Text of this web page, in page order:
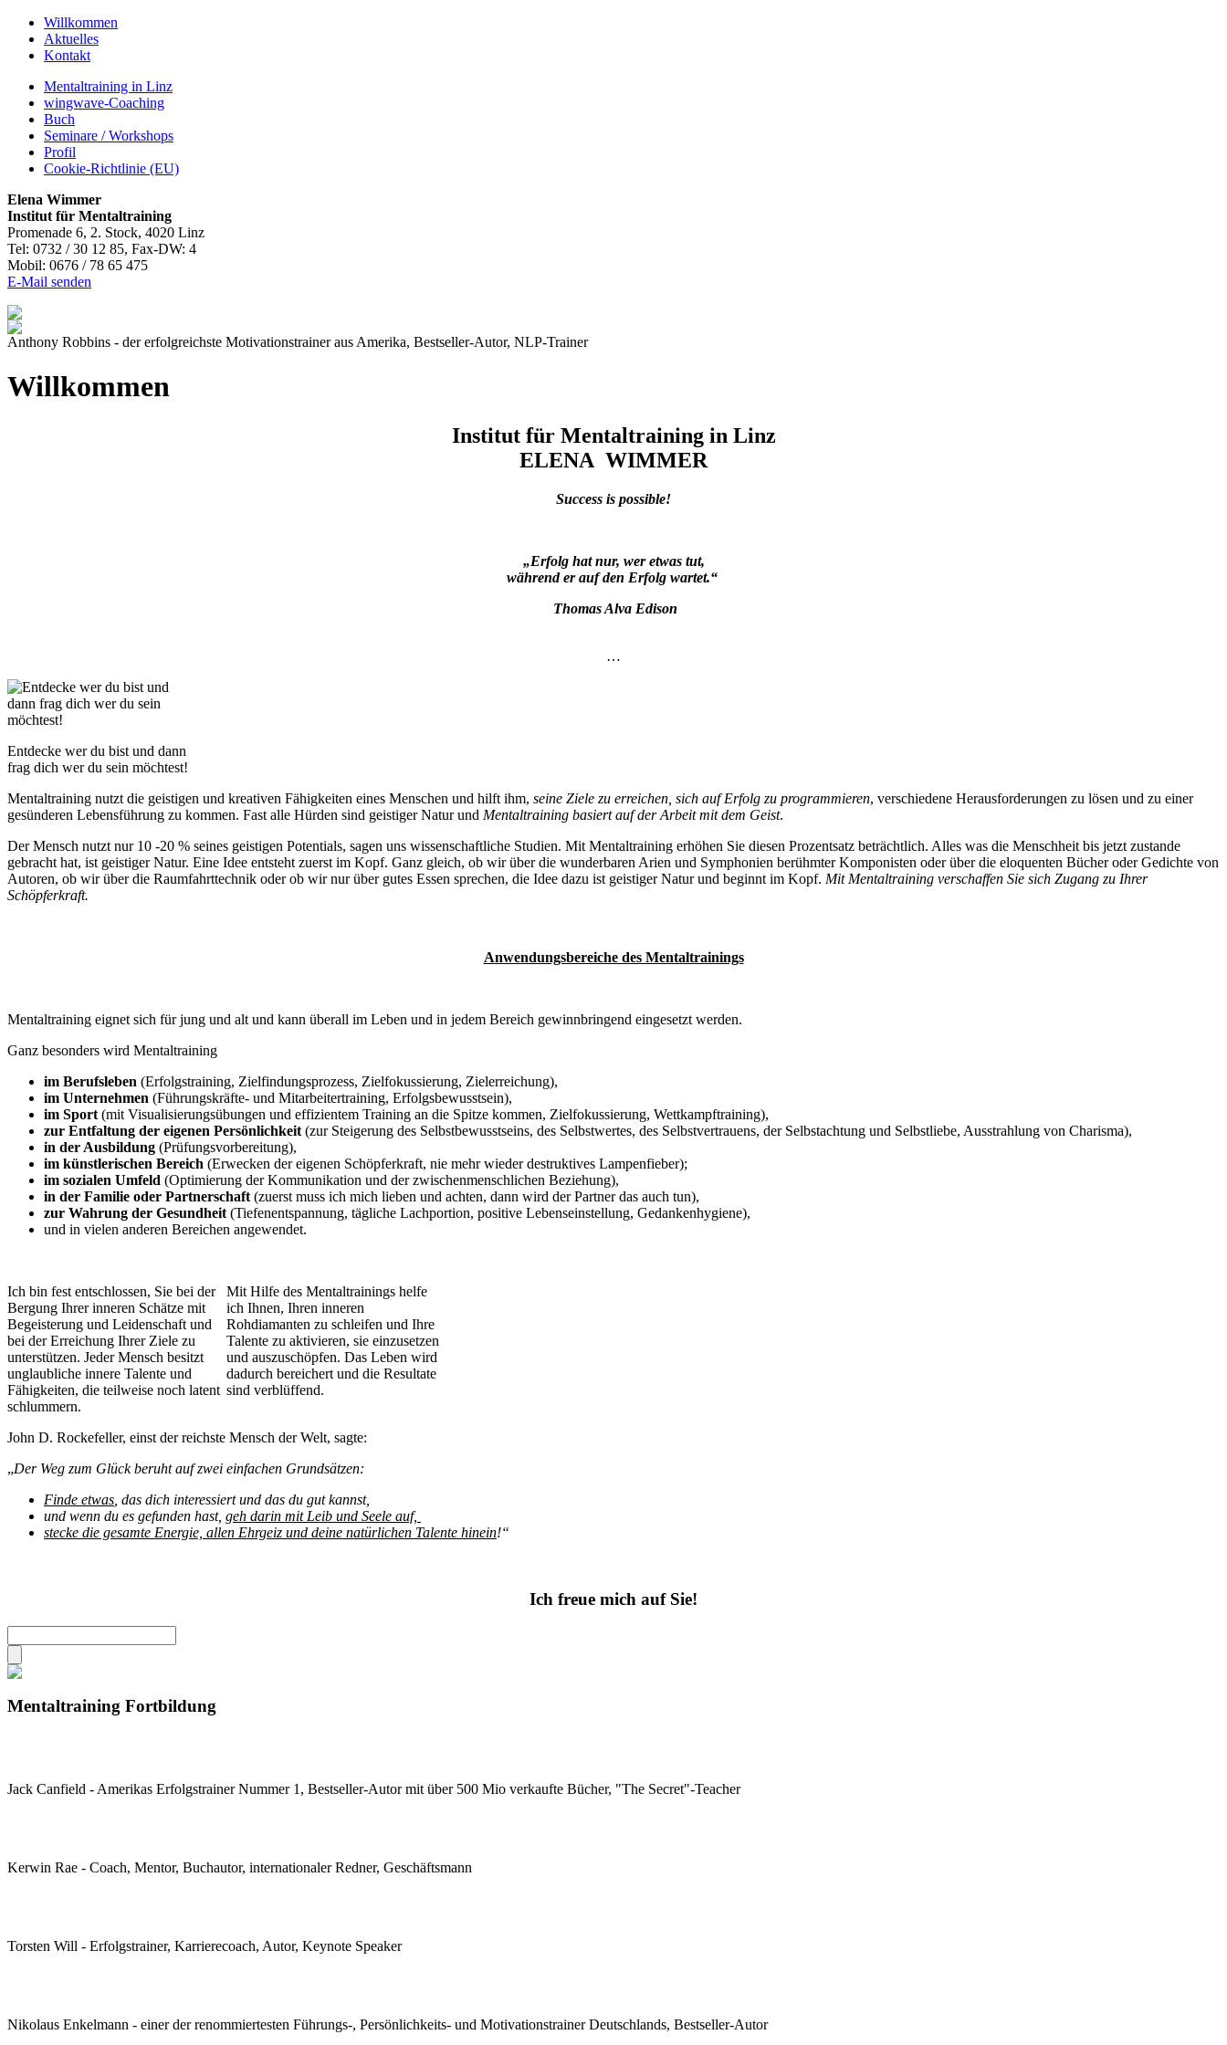
Willkommen
Aktuelles
Kontakt
Mentaltraining in Linz
wingwave-Coaching
Buch
Seminare / Workshops
Profil
Cookie-Richtlinie (EU)
Elena Wimmer
Institut für Mentaltraining
Promenade 6, 2. Stock, 4020 Linz
Tel: 0732 / 30 12 85, Fax-DW: 4
Mobil: 0676 / 78 65 475
E-Mail senden
Anthony Robbins - der erfolgreichste Motivationstrainer aus Amerika, Bestseller-Autor, NLP-Trainer
Willkommen
Institut für Mentaltraining in Linz
ELENA WIMMER
Success is possible!
„Erfolg hat nur, wer etwas tut,
während er auf den Erfolg wartet.“
Thomas Alva Edison
…
Entdecke wer du bist und dann
frag dich wer du sein möchtest!
Mentaltraining nutzt die geistigen und kreativen Fähigkeiten eines Menschen und hilft ihm, seine Ziele zu erreichen, sich auf Erfolg zu programmieren, verschiedene Herausforderungen zu lösen und zu einer
gesünderen Lebensführung zu kommen. Fast alle Hürden sind geistiger Natur und Mentaltraining basiert auf der Arbeit mit dem Geist.
Der Mensch nutzt nur 10 -20 % seines geistigen Potentials, sagen uns wissenschaftliche Studien. Mit Mentaltraining erhöhen Sie diesen Prozentsatz beträchtlich. Alles was die Menschheit bis jetzt zustande
gebracht hat, ist geistiger Natur. Eine Idee entsteht zuerst im Kopf. Ganz gleich, ob wir über die wunderbaren Arien und Symphonien berühmter Komponisten oder über die eloquenten Bücher oder Gedichte von
Autoren, ob wir über die Raumfahrttechnik oder ob wir nur über gutes Essen sprechen, die Idee dazu ist geistiger Natur und beginnt im Kopf. Mit Mentaltraining verschaffen Sie sich Zugang zu Ihrer
Schöpferkraft.
Anwendungsbereiche des Mentaltrainings
Mentaltraining eignet sich für jung und alt und kann überall im Leben und in jedem Bereich gewinnbringend eingesetzt werden.
Ganz besonders wird Mentaltraining
im Berufsleben (Erfolgstraining, Zielfindungsprozess, Zielfokussierung, Zielerreichung),
im Unternehmen (Führungskräfte- und Mitarbeitertraining, Erfolgsbewusstsein),
im Sport (mit Visualisierungsübungen und effizientem Training an die Spitze kommen, Zielfokussierung, Wettkampftraining),
zur Entfaltung der eigenen Persönlichkeit (zur Steigerung des Selbstbewusstseins, des Selbstwertes, des Selbstvertrauens, der Selbstachtung und Selbstliebe, Ausstrahlung von Charisma),
in der Ausbildung (Prüfungsvorbereitung),
im künstlerischen Bereich (Erwecken der eigenen Schöpferkraft, nie mehr wieder destruktives Lampenfieber);
im sozialen Umfeld (Optimierung der Kommunikation und der zwischenmenschlichen Beziehung),
in der Familie oder Partnerschaft (zuerst muss ich mich lieben und achten, dann wird der Partner das auch tun),
zur Wahrung der Gesundheit (Tiefenentspannung, tägliche Lachportion, positive Lebenseinstellung, Gedankenhygiene),
und in vielen anderen Bereichen angewendet.
Ich bin fest entschlossen, Sie bei der
Bergung Ihrer inneren Schätze mit
Begeisterung und Leidenschaft und
bei der Erreichung Ihrer Ziele zu
unterstützen. Jeder Mensch besitzt
unglaubliche innere Talente und
Fähigkeiten, die teilweise noch latent
schlummern.
Mit Hilfe des Mentaltrainings helfe
ich Ihnen, Ihren inneren
Rohdiamanten zu schleifen und Ihre
Talente zu aktivieren, sie einzusetzen
und auszuschöpfen. Das Leben wird
dadurch bereichert und die Resultate
sind verblüffend.
John D. Rockefeller, einst der reichste Mensch der Welt, sagte:
„Der Weg zum Glück beruht auf zwei einfachen Grundsätzen:
Finde etwas , das dich interessiert und das du gut kannst,
und wenn du es gefunden hast, geh darin mit Leib und Seele auf,
stecke die gesamte Energie, allen Ehrgeiz und deine natürlichen Talente hinein!“
Ich freue mich auf Sie!
Mentaltraining Fortbildung
Jack Canfield - Amerikas Erfolgstrainer Nummer 1, Bestseller-Autor mit über 500 Mio verkaufte Bücher, "The Secret"-Teacher
Kerwin Rae - Coach, Mentor, Buchautor, internationaler Redner, Geschäftsmann
Torsten Will - Erfolgstrainer, Karrierecoach, Autor, Keynote Speaker
Nikolaus Enkelmann - einer der renommiertesten Führungs-, Persönlichkeits- und Motivationstrainer Deutschlands, Bestseller-Autor